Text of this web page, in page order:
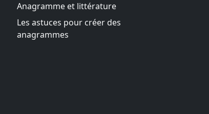
Anagramme et littérature
Les astuces pour créer des
anagrammes